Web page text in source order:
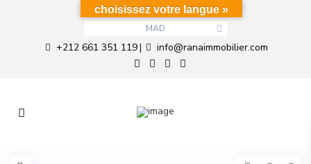
MAD
+212 661 351 119| info@ranaimmobilier.com
choisissez votre langue »